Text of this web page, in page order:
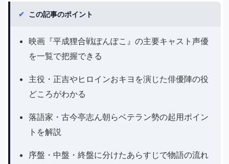
✔ この記事のポイント
映画『平成狸合戦ぽんぽこ』の主要キャスト声優
を一覧で把握できる
主役・正吉やヒロインおキヨを演じた俳優陣の役
どころがわかる
落語家・古今亭志ん朝らベテラン勢の起用ポイン
トを解説
序盤・中盤・終盤に分けたあらすじで物語の流れ